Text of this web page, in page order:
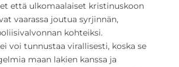
että ulkomaalaiset kristinuskoon
vaarassa joutua syrjinnän,
kohteiksi.
voi tunnustaa virallisesti, koska se
maan lakien kanssa ja